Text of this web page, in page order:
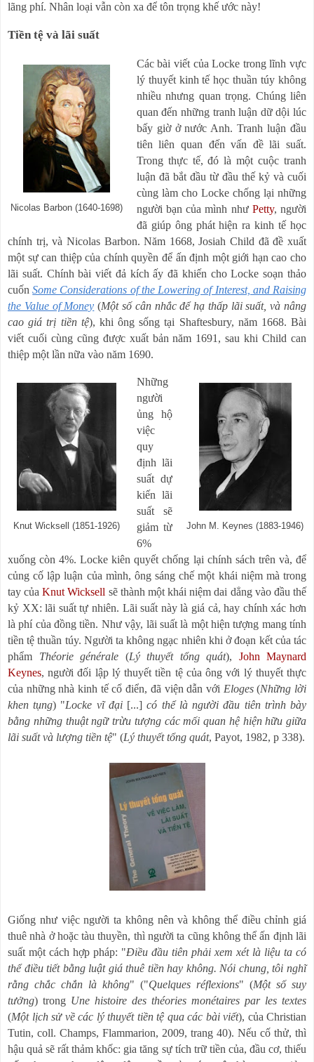
lãng phí. Nhân loại vẫn còn xa để tôn trọng khế ước này!
Tiền tệ và lãi suất
Nicolas Barbon (1640-1698)
Các bài viết của Locke trong lĩnh vực
lý thuyết kinh tế học thuần túy không
nhiều nhưng quan trọng. Chúng liên
quan đến những tranh luận dữ dội lúc
bấy giờ ở nước Anh. Tranh luận đầu
tiên liên quan đến vấn đề lãi suất.
Trong thực tế, đó là một cuộc tranh
luận đã bắt đầu từ đầu thế kỷ và cuối
cùng làm cho Locke chống lại những
người bạn của mình như Petty, người
đã giúp ông phát hiện ra kinh tế học
chính trị, và Nicolas Barbon. Năm 1668, Josiah Child đã đề xuất
một sự can thiệp của chính quyền để ấn định một giới hạn cao cho
lãi suất. Chính bài viết đả kích ấy đã khiến cho Locke soạn thảo
cuốnSome Considerations of the Lowering of Interest, and Raising
the Value of Money (Một số cân nhắc để hạ thấp lãi suất, và nâng
cao giá trị tiền tệ), khi ông sống tại Shaftesbury, năm 1668. Bài
viết cuối cùng cũng được xuất bản năm 1691, sau khi Child can
thiệp một lần nữa vào năm 1690.
John M. Keynes (1883-1946)
Knut Wicksell (1851-1926)
Những
người
ủng hộ
việc
quy
định lãi
suất dự
kiến lãi
suất sẽ
giảm từ
6%
xuống còn 4%. Locke kiên quyết chống lại chính sách trên và, để
củng cố lập luận của mình, ông sáng chế một khái niệm mà trong
tay củaKnut Wicksell sẽ thành một khái niệm dai dẳng vào đầu thế
kỷ XX: lãi suất tự nhiên. Lãi suất này là giá cả, hay chính xác hơn
là phí của đồng tiền. Như vậy, lãi suất là một hiện tượng mang tính
tiền tệ thuần túy. Người ta không ngạc nhiên khi ở đoạn kết của tác
phẩm Théorie générale (Lý thuyết tổng quát), John Maynard
Keynes, người đối lập lý thuyết tiền tệ của ông với lý thuyết thực
của những nhà kinh tế cổ điển, đã viện dẫn với Eloges(Những lời
khen tụng) "Locke vĩ đại [...]có thể là người đầu tiên trình bày
bằng những thuật ngữ trừu tượng các mối quan hệ hiện hữu giữa
lãi suất và lượng tiền tệ" (Lý thuyết tổng quát, Payot, 1982, p 338).
Giống như việc người ta không nên và không thể điều chỉnh giá
thuê nhà ở hoặc tàu thuyền, thì người ta cũng không thể ấn định lãi
suất một cách hợp pháp: "Điều đầu tiên phải xem xét là liệu ta có
thể điều tiết bằng luật giá thuê tiền hay không. Nói chung, tôi nghĩ
rằng chắc chắn là không" ("Quelques réflexions" (Một số suy
tưởng) trong Une histoire des théories monétaires par les textes
(Một lịch sử về các lý thuyết tiền tệ qua các bài viết), của Christian
Tutin, coll. Champs, Flammarion, 2009, trang 40). Nếu cố thử, thì
hậu quả sẽ rất thảm khốc: gia tăng sự tích trữ tiền của, đầu cơ, thiếu